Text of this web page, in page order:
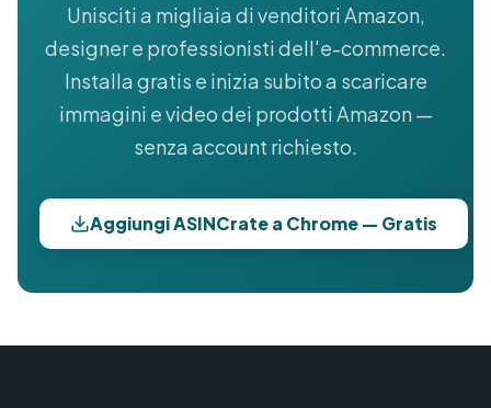
Unisciti a migliaia di venditori Amazon,
designer e professionisti dell'e-commerce.
Installa gratis e inizia subito a scaricare
immagini e video dei prodotti Amazon —
senza account richiesto.
Aggiungi ASINCrate a Chrome — Gratis